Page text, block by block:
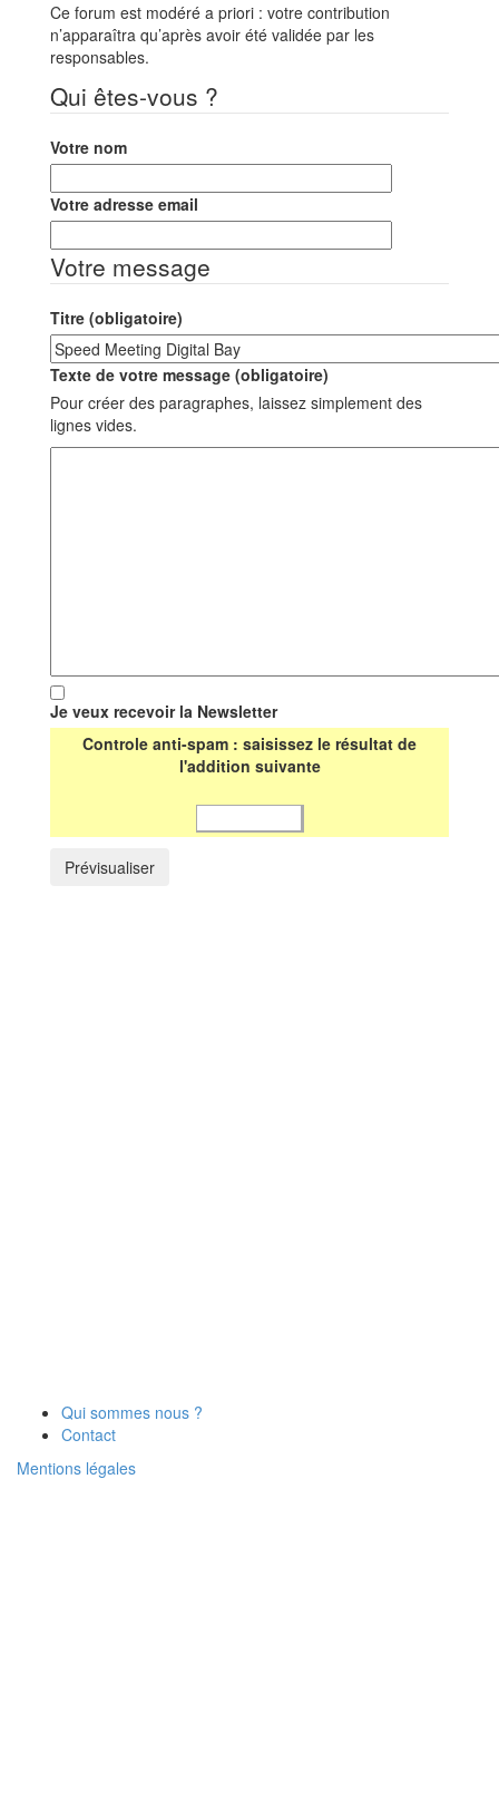
Ce forum est modéré a priori : votre contribution
n’apparaîtra qu’après avoir été validée par les
responsables.
Qui êtes-vous ?
Votre nom
Votre adresse email
Votre message
Titre (obligatoire)
Texte de votre message (obligatoire)
Pour créer des paragraphes, laissez simplement des
lignes vides.
Je veux recevoir la Newsletter
Controle anti-spam : saisissez le résultat de
l'addition suivante
Qui sommes nous ?
Contact
Mentions légales